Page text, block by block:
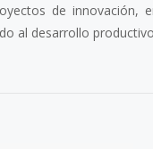
de innovación,
al desarrollo